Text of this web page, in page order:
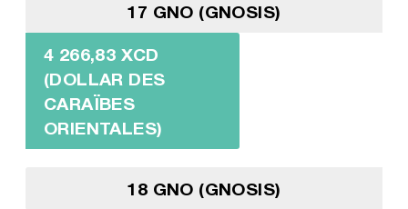
17 GNO (GNOSIS)
4 266,83 XCD
(DOLLAR DES
CARAÏBES
ORIENTALES)
18 GNO (GNOSIS)